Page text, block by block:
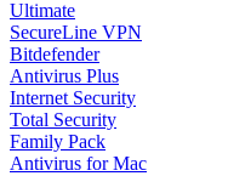
Ultimate
SecureLine VPN
Bitdefender
Antivirus Plus
Internet Security
Total Security
Family Pack
Antivirus for Mac